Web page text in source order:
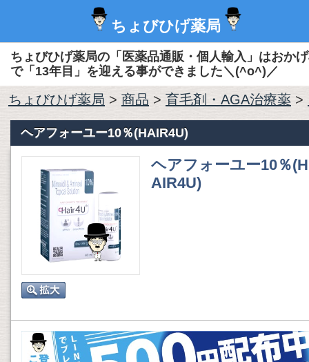
ちょびひげ薬局
ちょびひげ薬局の「医薬品通販・個人輸入」はおか
で「13年目」を迎える事ができました＼(^o^)／
ちょびひげ薬局 > 商品 > 育毛剤・AGA治療薬 >
ヘアフォーユー10％(HAIR4U)
ヘアフォーユー10％(H
AIR4U)